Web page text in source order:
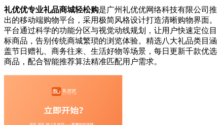
礼优优专业礼品商城轻松购是广州礼优优网络科技有限公司推
出的移动端购物平台，采用极简风格设计打造清晰购物界面。
平台通过科学的功能分区与视觉动线规划，让用户快速定位目
标商品，告别传统商城繁琐的浏览体验。精选八大礼品类目涵
盖节日赠礼、商务往来、生活好物等场景，每日更新千款优选
商品，配合智能推荐算法精准匹配用户需求。